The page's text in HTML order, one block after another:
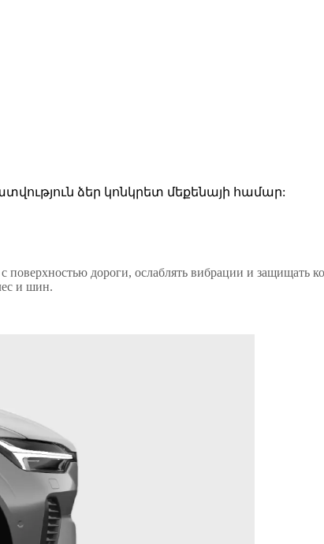
ձեր կոնկրետ մեքենայի համար:
дороги, ослаблять вибрации и защищать
и шин.